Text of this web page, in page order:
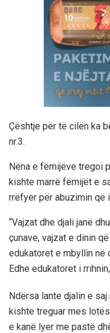
Çështje për të cilën ka
nr.3.
Nëna e fëmijëve tregoi
kishte marrë fëmijët e
rrëfyer për abuzimin që
“Vajzat dhe djali janë
çunave, vajzat e dinin
edukatoret e mbyllin në
Edhe edukatoret i
Ndërsa lante djalin e
kishte treguar mes
e kanë lyer me pastë